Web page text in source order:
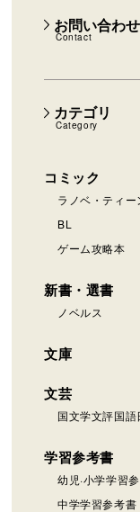
カテゴリ
Category
コミック
ラノベ・ティー
BL
ゲーム攻略本
新書・選書
ノベルス
文庫
文芸
国文学文評国語
学習参考書
幼児·小学学習
中学学習参考書
お問い合わせ
Contact